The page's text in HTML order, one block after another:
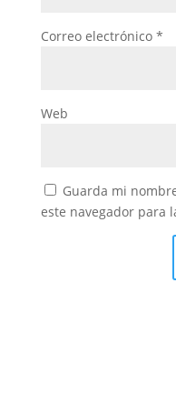
Correo electrónico *
Web
Guarda mi
este navegador para